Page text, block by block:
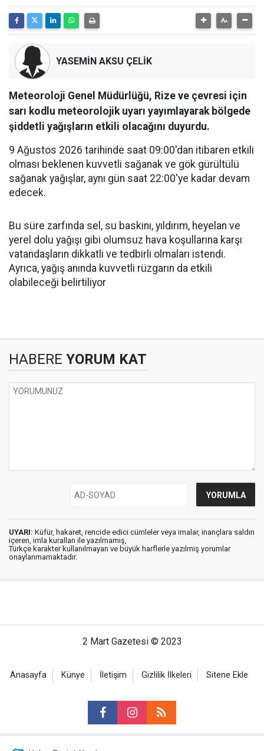
YASEMİN AKSU ÇELİK
Meteoroloji Genel Müdürlüğü, Rize ve çevresi için
sarı kodlu meteorolojik uyarı yayımlayarak bölgede
şiddetli yağışların etkili olacağını duyurdu.
9 Ağustos 2026 tarihinde saat 09:00'dan itibaren etkili
olması beklenen kuvvetli sağanak ve gök gürültülü
sağanak yağışlar, aynı gün saat 22:00'ye kadar devam
edecek.
Bu süre zarfında sel, su baskını, yıldırım, heyelan ve
yerel dolu yağışı gibi olumsuz hava koşullarına karşı
vatandaşların dikkatli ve tedbirli olmaları istendi.
Ayrıca, yağış anında kuvvetli rüzgarın da etkili
olabileceği belirtiliyor
HABERE YORUM KAT
UYARI: Küfür, hakaret, rencide edici cümleler veya imalar, inançlara saldırı
içeren, imla kuralları ile yazılmamış,
Türkçe karakter kullanılmayan ve büyük harflerle yazılmış yorumlar
onaylanmamaktadır.
2 Mart Gazetesi © 2023
Anasayfa Künye İletişim Gizlilik İlkeleri Sitene Ekle